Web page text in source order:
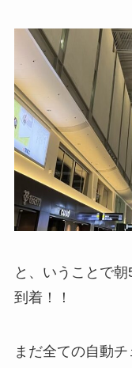
と、いうことで
到着！！
まだ全ての自動